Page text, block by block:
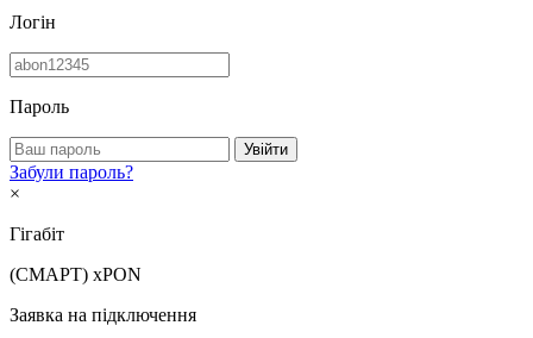
Логін
Пароль
Увійти
Забули пароль?
×
Гігабіт
(СМАРТ) xPON
Заявка на підключення